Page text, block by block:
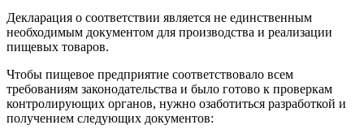
Декларация о соответствии является не единственным
необходимым документом для производства и реализации
пищевых товаров.
Чтобы пищевое предприятие соответствовало всем
требованиям законодательства и было готово к проверкам
контролирующих органов, нужно озаботиться разработкой и
получением следующих документов: